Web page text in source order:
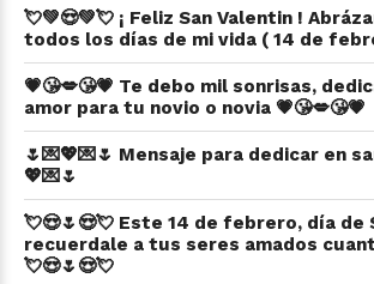
💘💚😍💚💘 ¡ Feliz San Valentin !
todos los días de mi vida ( 14 de
💗😘💋😘💗 Te debo mil sonrisas,
amor para tu novio o novia 💗😘💋😘💗
🌷💌💖💌🌷 Mensaje para dedicar en
💖💌🌷
💘😍🌷😍💘 Este 14 de febrero, día de
recuerdale a tus seres amados
💘😍🌷😍💘